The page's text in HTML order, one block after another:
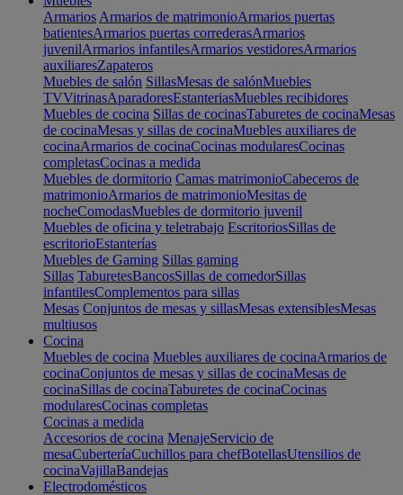
Armarios Armarios de matrimonioArmarios puertas
batientesArmarios puertas correderasArmarios
juvenilArmarios infantilesArmarios vestidoresArmarios
auxiliaresZapateros
Muebles de salón SillasMesas de salónMuebles
TVVitrinasAparadoresEstanteriasMuebles recibidores
Muebles de cocina Sillas de cocinasTaburetes de cocinaMesas
de cocinaMesas y sillas de cocinaMuebles auxiliares de
cocinaArmarios de cocinaCocinas modularesCocinas
completasCocinas a medida
Muebles de dormitorio Camas matrimonioCabeceros de
matrimonioArmarios de matrimonioMesitas de
nocheComodasMuebles de dormitorio juvenil
Muebles de oficina y teletrabajo EscritoriosSillas de
escritorioEstanterías
Muebles de Gaming Sillas gaming
Sillas TaburetesBancosSillas de comedorSillas
infantilesComplementos para sillas
Mesas Conjuntos de mesas y sillasMesas extensiblesMesas
multiusos
Cocina
Muebles de cocina Muebles auxiliares de cocinaArmarios de
cocinaConjuntos de mesas y sillas de cocinaMesas de
cocinaSillas de cocinaTaburetes de cocinaCocinas
modularesCocinas completas
Cocinas a medida
Accesorios de cocina MenajeServicio de
mesaCuberteríaCuchillos para chefBotellasUtensilios de
cocinaVajillaBandejas
Electrodomésticos